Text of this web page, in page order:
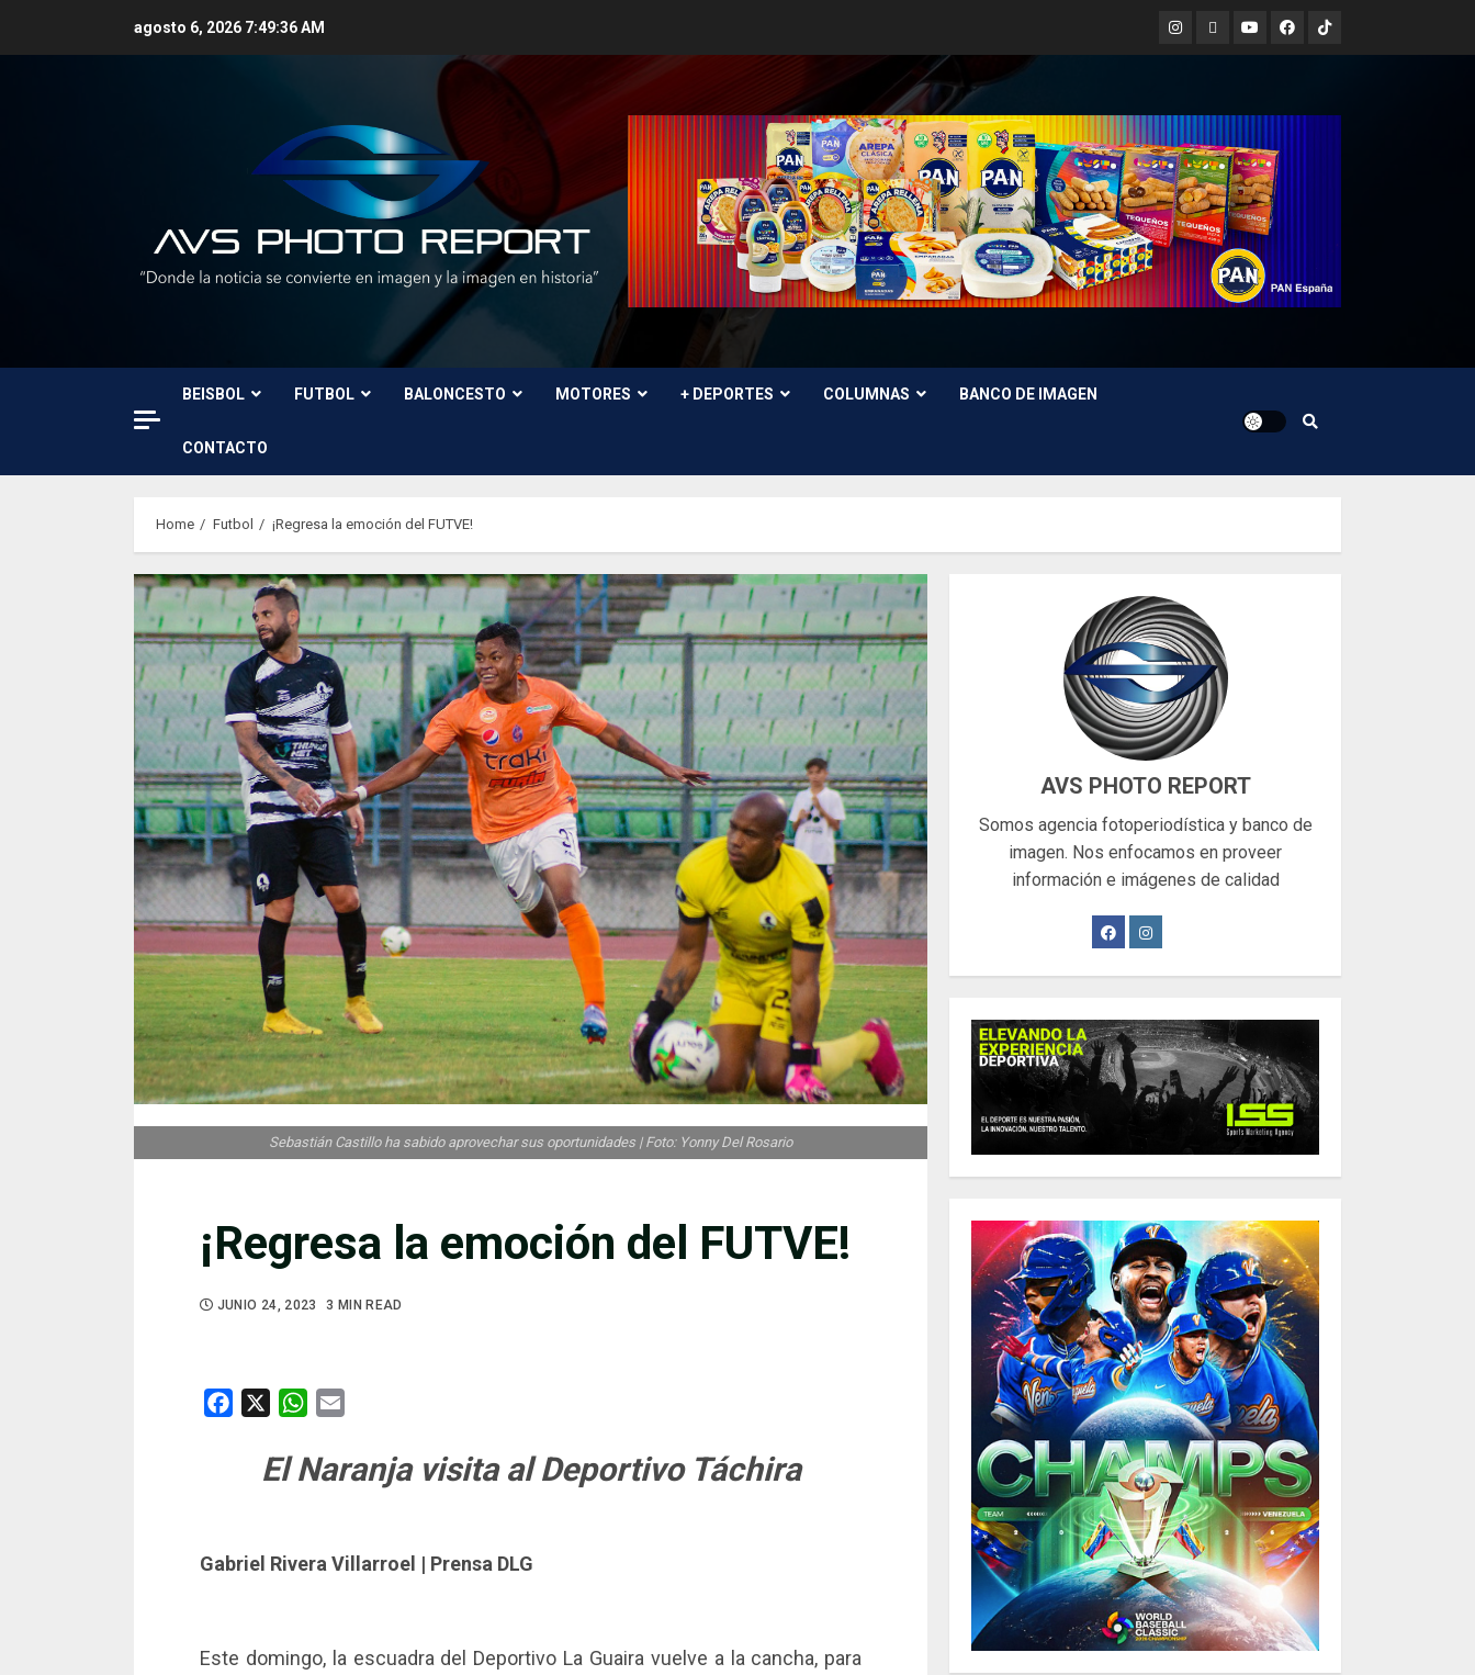
agosto 6, 2026 7:49:38 AM Instagram
X YoutubeFacebook
TikTok
BEISBOL FUTBOL BALONCESTO MOTORES + DEPORTES COLUMNAS BANCO DE IMAGEN
CONTACTO
Home Futbol ¡Regresa la emoción del FUTVE!
¡Regresa la emoción del FUTVE!
JUNIO 24, 2023 3 MIN READ
Sebastián Castillo ha sabido aprovechar sus oportunidades | Foto: Yonny Del Rosario
Facebook WhatsApp
El Naranja visita al Deportivo Táchira
Gabriel Rivera Villarroel | Prensa DLG
Este domingo, la escuadra del Deportivo La Guaira vuelve a la cancha, para
AVS PHOTO REPORT
Somos agencia fotoperiodística y banco de
imagen. Nos enfocamos en proveer
información e imágenes de calidad